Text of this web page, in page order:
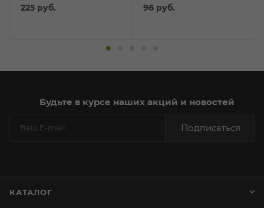
225 руб. 96 руб.
Будьте в курсе наших акций и новостей
Подписаться
КАТАЛОГ